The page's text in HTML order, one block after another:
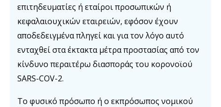
επιτηδευματίες ή εταίροι προσωπικών ή
κεφαλαιουχικών εταιρειών, εφόσον έχουν
αποδεδειγμένα πληγεί και για τον λόγο αυτό
ενταχθεί στα έκτακτα μέτρα προστασίας από τον
κίνδυνο περαιτέρω διασποράς του κορονοϊού
SARS-COV-2.
Το φυσικό πρόσωπο ή ο εκπρόσωπος νομικού